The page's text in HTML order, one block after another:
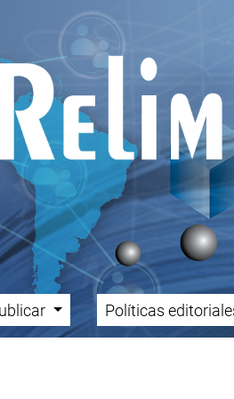
Políticas